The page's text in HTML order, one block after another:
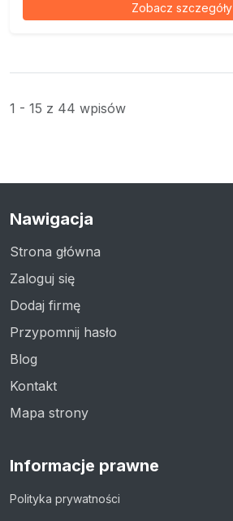
Zobacz szczegóły
1 - 15 z 44 wpisów
Nawigacja
Strona główna
Zaloguj się
Dodaj firmę
Przypomnij hasło
Blog
Kontakt
Mapa strony
Informacje prawne
Polityka prywatności